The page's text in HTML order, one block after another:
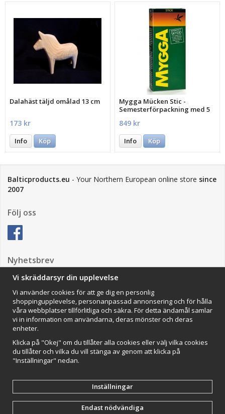
Dalahäst täljd omålad 13 cm
173 kr
Info Köp
Mygga Mücken Stic -
Semesterförpackning med 5
849 kr
Info Köp
Balticproducts.eu - Your Northern European online store since
2007
Följ oss
Nyhetsbrev
Impressum
VAMOS Commerce AB
Organisationsnummer: 559502-0453
Vi skräddarsyr din upplevelse
Vi använder cookies för att ge dig en personlig
shoppingupplevelse, personanpassad annonsering och för hålla
våra webbplatser tillförlitliga och säkra. För detta ändamål samlar
vi in information om användarna, deras mönster och deras
enheter.
Klicka på "Okej" om du tillåter alla cookies eller välj vilka cookies
du tillåter och vilka du vill stänga av genom att klicka på
"Inställningar" nedan.
Inställningar
Endast nödvändiga